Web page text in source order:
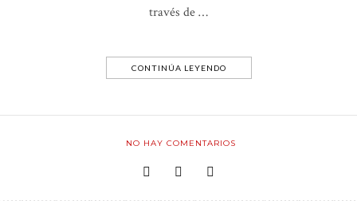
través de …
CONTINÚA LEYENDO
NO HAY COMENTARIOS